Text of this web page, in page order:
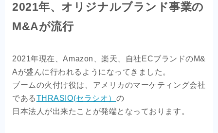
2021年、オリジナルブランド事業の
M&Aが流行
2021年現在、Amazon、楽天、自社ECブランドのM&
Aが盛んに行われるようになってきました。
ブームの火付け役は、アメリカのマーケティング会社
であるTHRASIO(セラシオ） の
日本法人が出来たことが発端となっております。